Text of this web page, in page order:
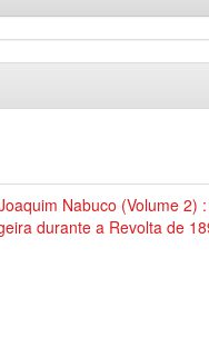
Nabuco (Volume 2)
durante a Revolta de